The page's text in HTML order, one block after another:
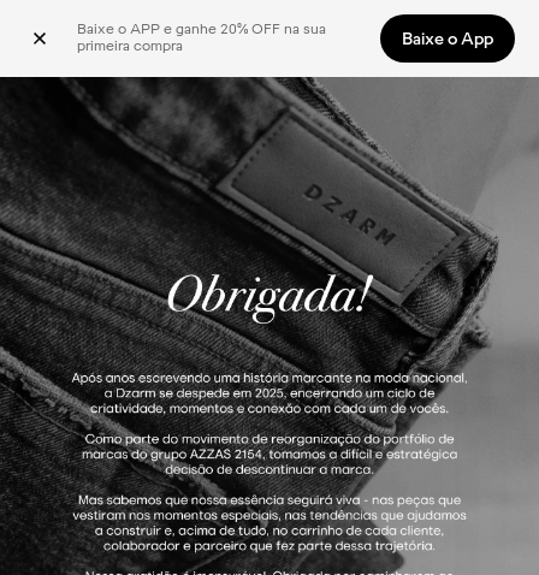
Baixe o APP e ganhe 20% OFF na sua
primeira compra
Baixe o App